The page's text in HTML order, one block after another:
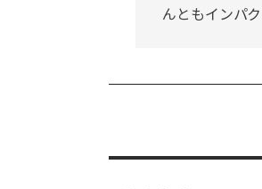
んともインパ